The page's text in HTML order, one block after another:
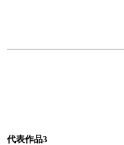
代表作品3